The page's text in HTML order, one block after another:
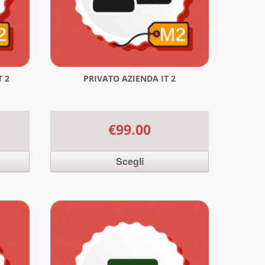
2 PRIVATO AZIENDA IT 2
€99.00
Scegli
pagina del prodotto